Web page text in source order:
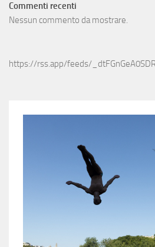
Commenti recenti
Nessun commento da mostrare.
https://rss.app/feeds/